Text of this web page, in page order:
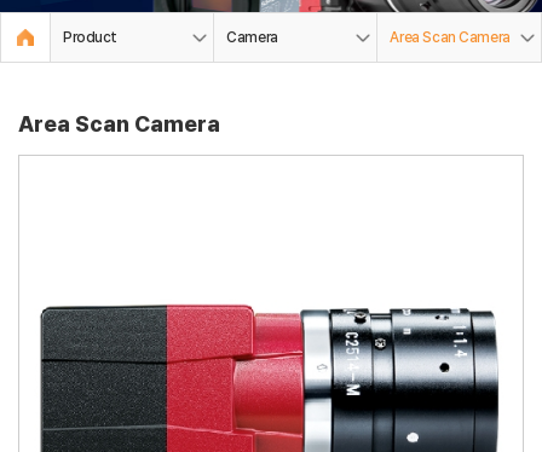
Product Camera Area Scan Camera
Area Scan Camera